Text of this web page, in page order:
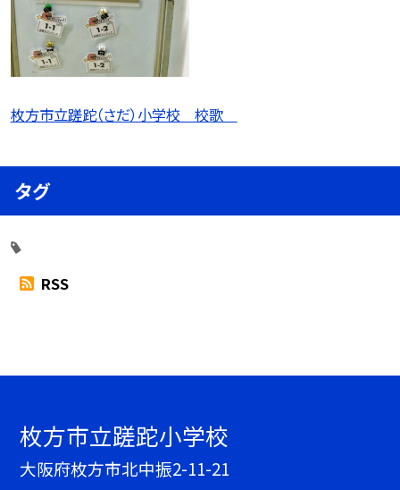
枚方市立蹉跎（さだ）小学校 校歌
タグ
RSS
枚方市立蹉跎小学校
大阪府枚方市北中振2-11-21